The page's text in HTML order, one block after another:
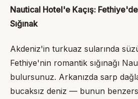
Nautical Hotel'e Kaçış:
Sığınak
Akdeniz'in turkuaz sularında
Fethiye'nin romantik sığınağı
bulursunuz. Arkanızda sarp
bucaksız deniz — bunun